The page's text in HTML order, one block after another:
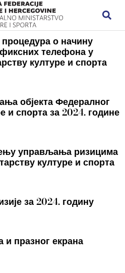
о начину
телефона у
културе и спорта
објекта Федералног
и спорта за 2024. године
управљања ризицима
културе и спорта
за 2024. годину
и празног екрана